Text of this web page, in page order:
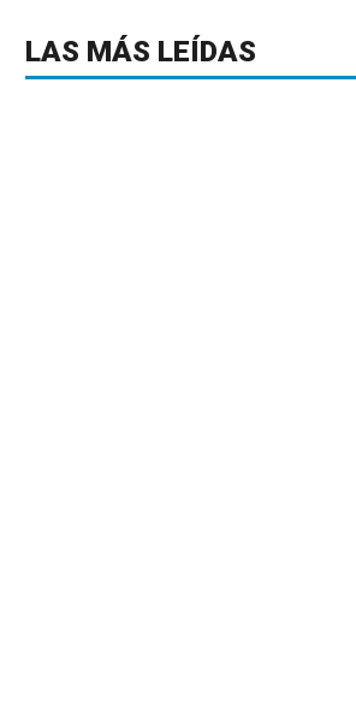
LAS MÁS LEÍDAS